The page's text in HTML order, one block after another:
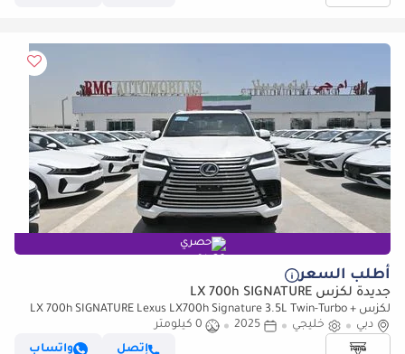
حصري
أطلب السعر
جديدة لكزس LX 700h SIGNATURE
لكزس LX 700h SIGNATURE Lexus LX700h Signature 3.5L Twin-Turbo +
Hybrid V6, Petrol Model 2025
دبي خليجي 2025
0 كيلومتر
إتصل
واتساب